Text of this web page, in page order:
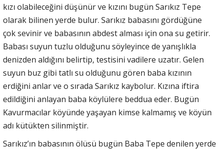
kızı olabileceğini düşünür ve kızını bugün Sarıkız Tepe
olarak bilinen yerde bulur. Sarıkız babasını gördüğüne
çok sevinir ve babasının abdest alması için ona su getirir.
Babası suyun tuzlu olduğunu söyleyince de yanışlıkla
denizden aldığını belirtip, testisini vadilere uzatır. Gelen
suyun buz gibi tatlı su olduğunu gören baba kızının
erdiğini anlar ve o sırada Sarıkız kaybolur. Kızına iftira
edildiğini anlayan baba köylülere beddua eder. Bugün
Kavurmacılar köyünde yaşayan kimse kalmamış ve köyün
adı kütükten silinmiştir.
Sarıkız’ın babasının ölüsü bugün Baba Tepe denilen yerde